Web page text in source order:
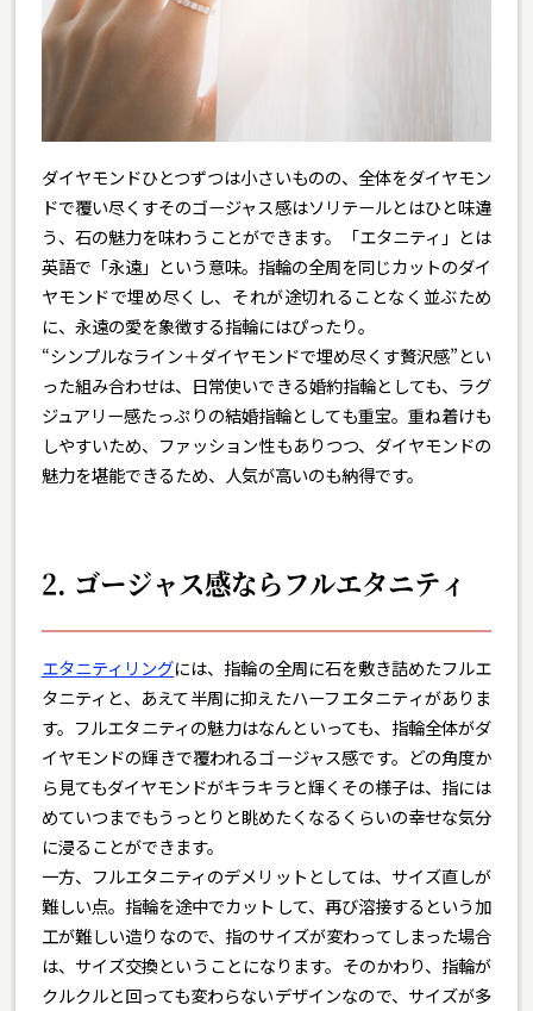
ダイヤモンドひとつずつは小さいものの、全体をダイヤモン
ドで覆い尽くすそのゴージャス感はソリテールとはひと味違
う、石の魅力を味わうことができます。「エタニティ」とは
英語で「永遠」という意味。指輪の全周を同じカットのダイ
ヤモンドで埋め尽くし、それが途切れることなく並ぶため
に、永遠の愛を象徴する指輪にはぴったり。
“シンプルなライン＋ダイヤモンドで埋め尽くす贅沢感”とい
った組み合わせは、日常使いできる婚約指輪としても、ラグ
ジュアリー感たっぷりの結婚指輪としても重宝。重ね着けも
しやすいため、ファッション性もありつつ、ダイヤモンドの
魅力を堪能できるため、人気が高いのも納得です。
2. ゴージャス感ならフルエタニティ
エタニティリングには、指輪の全周に石を敷き詰めたフルエ
タニティと、あえて半周に抑えたハーフエタニティがありま
す。フルエタニティの魅力はなんといっても、指輪全体がダ
イヤモンドの輝きで覆われるゴージャス感です。どの角度か
ら見てもダイヤモンドがキラキラと輝くその様子は、指には
めていつまでもうっとりと眺めたくなるくらいの幸せな気分
に浸ることができます。
一方、フルエタニティのデメリットとしては、サイズ直しが
難しい点。指輪を途中でカットして、再び溶接するという加
工が難しい造りなので、指のサイズが変わってしまった場合
は、サイズ交換ということになります。そのかわり、指輪が
クルクルと回っても変わらないデザインなので、サイズが多